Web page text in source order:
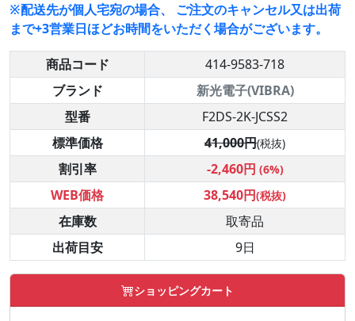
※配送先が個人宅宛の場合、 ご注文のキャンセル又は出荷
まで+3営業日ほどお時間をいただく場合がございます。
商品コード
414-9583-718
ブランド
新光電子(VIBRA)
型番
F2DS-2K-JCSS2
標準価格
41,000円(税抜)
割引率 -2,460円 (6%)
WEB価格 38,540円(税抜)
在庫数
取寄品
出荷目安
9日
ショッピングカート